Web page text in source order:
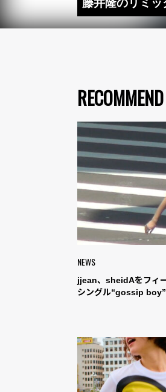
藤井隆のリミ
RECOMMEND
NEWS
jjean、sheidAをフィ
シングル“gossip